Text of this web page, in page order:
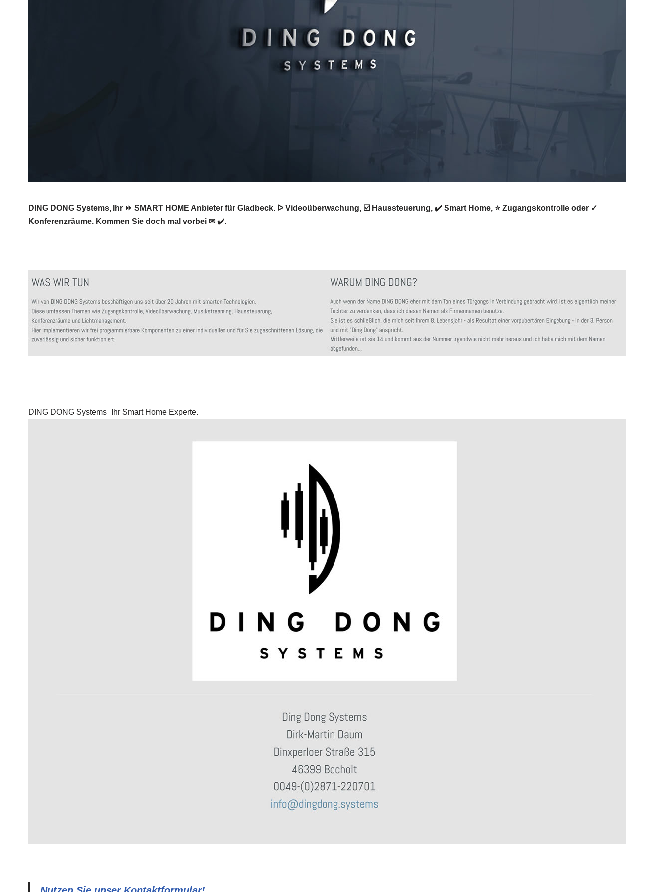
DING DONG Systems, Ihr ⏩ SMART HOME Anbieter für Gladbeck. ᐅ Videoüberwachung, ☑️ Haussteuerung, ✔️ Smart Home, ⭐ Zugangskontrolle oder ✓
Konferenzräume. Kommen Sie doch mal vorbei ✉ ✔️.
DING DONG Systems Ihr Smart Home Experte.
Nutzen Sie unser Kontaktformular!